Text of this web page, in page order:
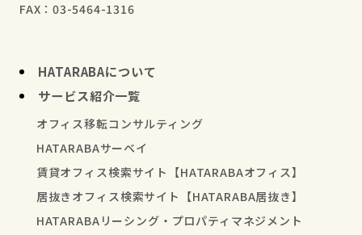
FAX：03-5464-1316
HATARABAについて
サービス紹介一覧
オフィス移転コンサルティング
HATARABAサーベイ
賃貸オフィス検索サイト【HATARABAオフィス】
居抜きオフィス検索サイト【HATARABA居抜き】
HATARABAリーシング・プロパティマネジメント